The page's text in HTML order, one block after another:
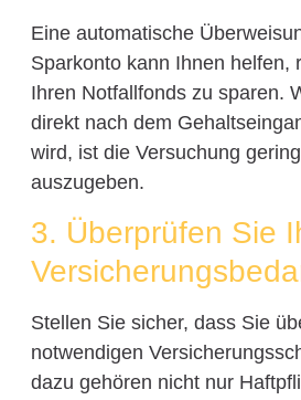
Eine automatische
Sparkonto kann Ihnen helfen,
Ihren Notfallfonds zu sparen.
direkt nach dem
wird, ist die Versuchung
auszugeben.
3. Überprüfen Sie
Stellen Sie sicher, dass Sie
notwendigen
dazu gehören nicht nur